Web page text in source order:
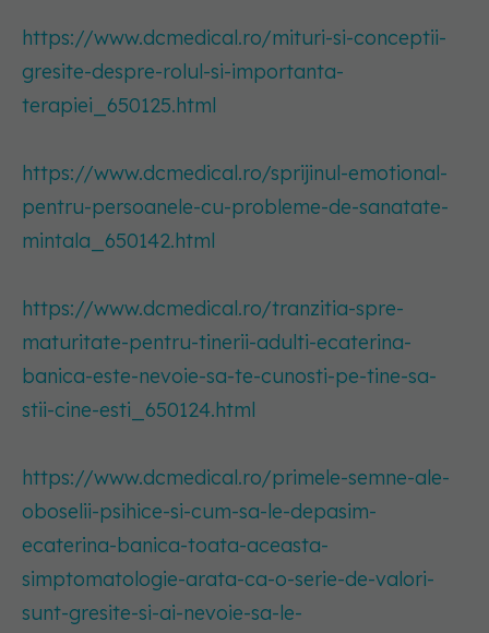
https://www.dcmedical.ro/mituri-si-conceptii-
gresite-despre-rolul-si-importanta-
terapiei_650125.html
https://www.dcmedical.ro/sprijinul-emotional-
pentru-persoanele-cu-probleme-de-sanatate-
mintala_650142.html
https://www.dcmedical.ro/tranzitia-spre-
maturitate-pentru-tinerii-adulti-ecaterina-
banica-este-nevoie-sa-te-cunosti-pe-tine-sa-
stii-cine-esti_650124.html
https://www.dcmedical.ro/primele-semne-ale-
oboselii-psihice-si-cum-sa-le-depasim-
ecaterina-banica-toata-aceasta-
simptomatologie-arata-ca-o-serie-de-valori-
sunt-gresite-si-ai-nevoie-sa-le-